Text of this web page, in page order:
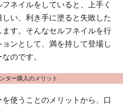
ネイルをしていると、上手く
い、利き手に塗ると失敗した
す。そんなセルフネイルを行
ンとして、満を持して登場し
のです。
ター購入のメリット
使うことのメリットから、口